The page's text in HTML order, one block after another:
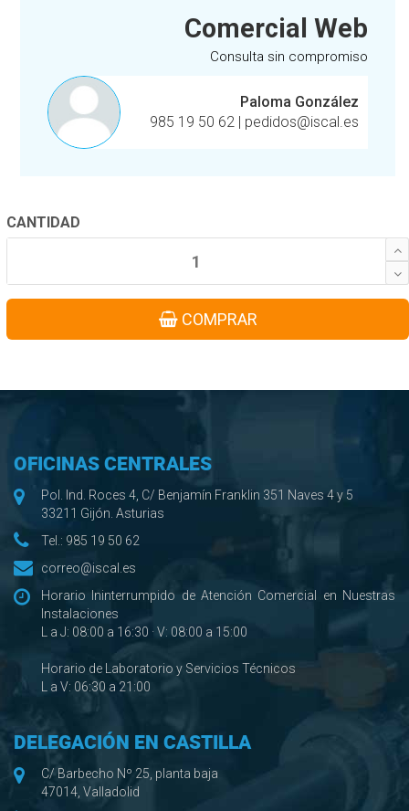
Comercial Web
Consulta sin compromiso
Paloma González
985 19 50 62
pedidos@iscal.es
CANTIDAD
COMPRAR
OFICINAS CENTRALES
Pol. Ind. Roces 4, C/ Benjamín Franklin 351 Naves 4 y 5
33211 Gijón. Asturias
Tel.: 985 19 50 62
correo@iscal.es
Horario Ininterrumpido de Atención Comercial en Nuestras
Instalaciones
L a J: 08:00 a 16:30 · V: 08:00 a 15:00
Horario de Laboratorio y Servicios Técnicos
L a V: 06:30 a 21:00
DELEGACIÓN EN CASTILLA
C/ Barbecho Nº 25, planta baja
47014, Valladolid